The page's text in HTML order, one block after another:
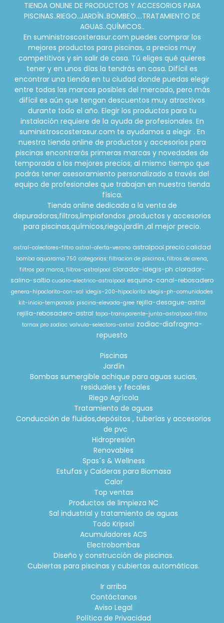
TIENDA ONLINE DE PRODUCTOS Y ACCESORIOS PARA
PISCINAS..RIEGO..JARDÍN..BOMBEO....TRATAMIENTO DE
AGUAS..QUÍMICOS..
En suministroscosterasur.com puedes comprar los
mejores productos para piscinas, a precios muy
competitivos y sin salir de casa. Tú eliges qué quieres
tener y en unos días la tendrás en casa. Difícil es
encontrar una tienda en tu ciudad donde puedas elegir
entre todas las marcas posibles del mercado, pero más
difícil es aún que tengan descuentos muy atractivos
durante todo el año. Elegir los productos para tu
instalación requiere de la ayuda de profesionales. En
suministroscosterasur.com te ayudamos a elegir . En
nuestra tienda online de productos y accesorios para
piscinas encontrarás primeras marcas y novedades de
temporada a los mejores precios; al mismo tiempo que
podrás tener asesoramiento personalizado a través del
equipo de profesionales que trabajan en nuestra tienda
física.
Tienda online dedicada a la venta de
depuradoras,filtros,limpiafondos ,productos y accesorios
para piscinas,químicos,riego,jardín ,al mejor precio.
astral-colectores-filtro astral-oferta-verano astralpool precio calidad
bomba aquarama 750 categorias: filtracion de piscinas, filtros de arena,
filtros por marca, filtros-astralpool clorador-idegis-ph clorador-
salino-saltio cuadro-electrico-astralpool esquina-canal-rebosadero
genera-hipoclorito-con-sal idegis-200-hipoclorito idegis-ph-comunidades
kit-inicio-temporada piscina-elevada-gree rejilla-desague-astral
rejilla-rebosadero-astral tapa-transparente-junta-astralpool-filtro
tornax pro zodiac valvula-selectora-astral zodiac-diafragma-
repuesto
Piscinas
Jardín
Bombas sumergible achique para aguas sucias,
residuales y fecales
Riego Agrícola
Tratamiento de aguas
Conducción de fluidos,depósitos , tuberías y accesorios
de pvc
Hidropresión
Renovables
Spas´s & Wellness
Estufas y Calderas para Biomasa
Calor
Top ventas
Productos de limpieza NC
Sal industrial y tratamiento de aguas
Todo Kripsol
Acumuladores ACS
Electrobombas
Diseño y construcción de piscinas.
Cubiertas para piscinas y cubiertas automáticas.
Ir arriba
Contáctanos
Aviso Legal
Política de Privacidad